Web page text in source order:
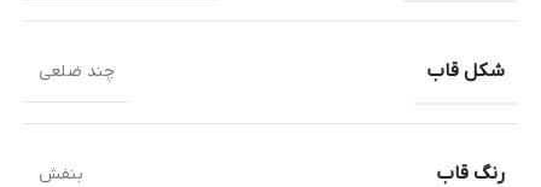
شکل قاب چند ضلعی
رنگ قاب بنفش